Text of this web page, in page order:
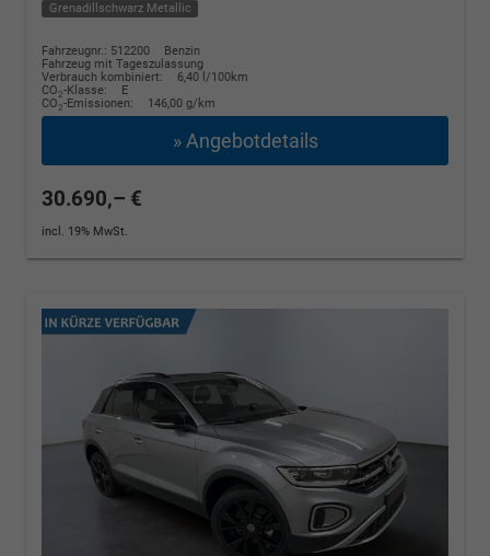
Grenadillschwarz Metallic
Fahrzeugnr.: 512200
Benzin
Fahrzeug mit Tageszulassung
Verbrauch kombiniert:
6,40 l/100km
CO2-Klasse:
E
CO2-Emissionen: 146,00 g/km
» Angebotdetails
30.690,– €
incl. 19% MwSt.